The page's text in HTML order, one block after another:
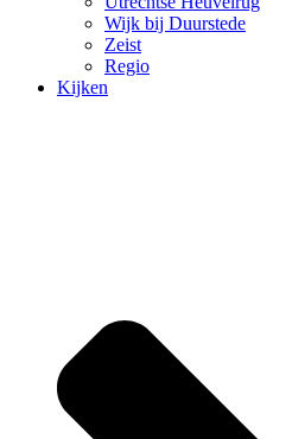
Wijk bij Duurstede
Zeist
Regio
Kijken